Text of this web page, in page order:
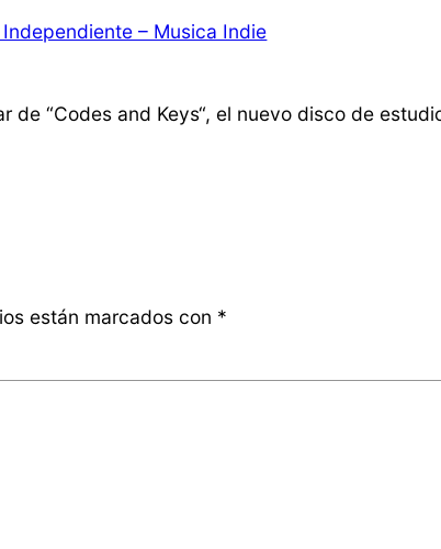
– Musica Indie
“Codes and Keys“, el nuevo disco de
están marcados con *